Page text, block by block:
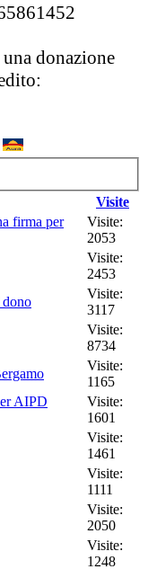
donazione
Visite
firma per
Visite:
2053
Visite:
2453
Visite:
3117
Visite:
8734
Visite:
1165
AIPD
Visite:
1601
Visite:
1461
Visite:
1111
Visite:
2050
Visite:
1248